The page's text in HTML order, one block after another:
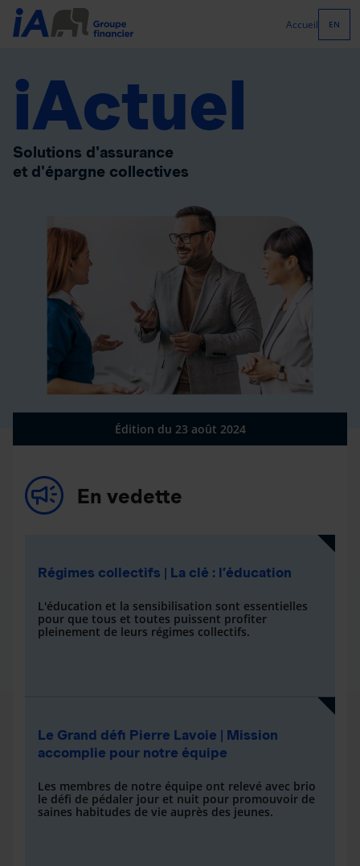
Accueil EN
iActuel
Solutions d'assurance
et d'épargne collectives
Édition du 23 août 2024
En vedette
Régimes collectifs | La clé : l’éducation
L'éducation et la sensibilisation sont essentielles
pour que tous et toutes puissent profiter
pleinement de leurs régimes collectifs.
Le Grand défi Pierre Lavoie | Mission
accomplie pour notre équipe
Les membres de notre équipe ont relevé avec brio
le défi de pédaler jour et nuit pour promouvoir de
saines habitudes de vie auprès des jeunes.